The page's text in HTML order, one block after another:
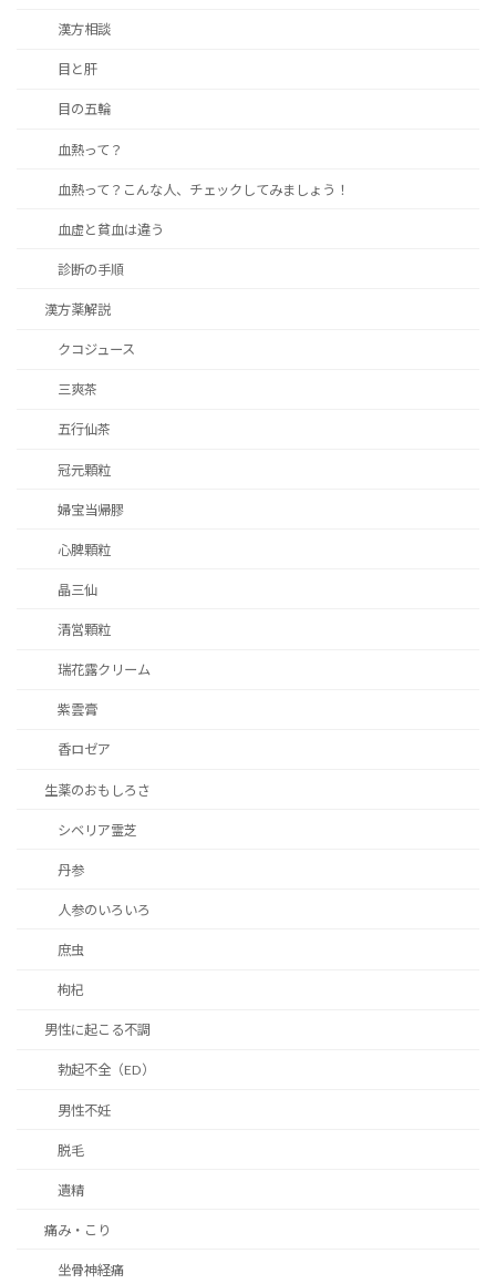
漢方相談
目と肝
目の五輪
血熱って？
血熱って？こんな人、チェックしてみましょう！
血虚と貧血は違う
診断の手順
漢方薬解説
クコジュース
三爽茶
五行仙茶
冠元顆粒
婦宝当帰膠
心脾顆粒
晶三仙
清営顆粒
瑞花露クリーム
紫雲膏
香ロゼア
生薬のおもしろさ
シベリア霊芝
丹参
人参のいろいろ
庶虫
枸杞
男性に起こる不調
勃起不全（ED）
男性不妊
脱毛
遺精
痛み・こり
坐骨神経痛